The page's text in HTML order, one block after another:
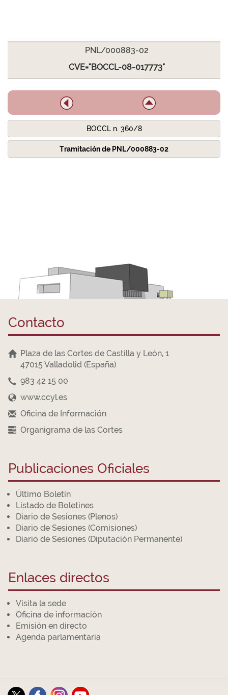
PNL/000883-02
CVE="BOCCL-08-017773"
BOCCL n. 360/8
Tramitación de PNL/000883-02
Contacto
Plaza de las Cortes de Castilla y León, 1
47015 Valladolid (España)
983 42 15 00
www.ccyl.es
Oficina de Información
Organigrama de las Cortes
Publicaciones Oficiales
Último Boletín
Listado de Boletines
Diario de Sesiones (Plenos)
Diario de Sesiones (Comisiones)
Diario de Sesiones (Diputación Permanente)
Enlaces directos
Visita la sede
Oficina de información
Emisión en directo
Agenda parlamentaria